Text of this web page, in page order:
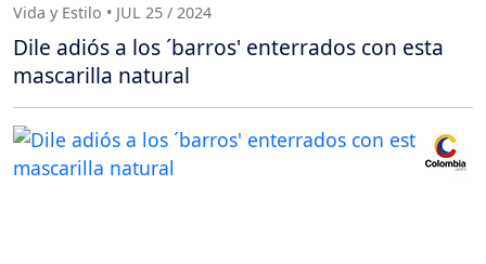
Vida y Estilo • JUL 25 / 2024
Dile adiós a los ´barros' enterrados con esta
mascarilla natural